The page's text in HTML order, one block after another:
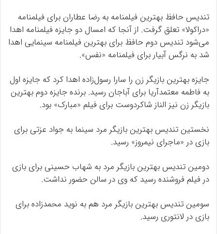
تندیس حافظ بهترین فیلمنامه به رضا عطاران برای فیلمنامه
«دراکولا» تعلق گرفت. از آنجا که امسال دو جایزه فیلمنامه اهدا
می‌شود تندیس دوم حافظ برای بهترین فیلمنامه سینمایی اهدا
شد به نرگس آبیار برای فیلمنامه «نفس».
جایزه بهترین بازیگر زن را سارا رسول‌زاده اهدا کرد که جایزه اول
به فاطمه معتمدآریا برای آباجان رسید. برنده جایزه دوم بهترین
بازیگر زن نیز الناز شاکردوست برای فیلم «مبارک» بود.
نخستین تندیس بهترین بازیگر مرد سینما به جواد عزتی برای
بازی در «ماجرای نیمروز» رسید.
دومین تندیس بهترین بازیگر مرد به شهاب حسینی برای بازی
در فیلم فروشنده رسید که وی در سالن حضور نداشت.
سومین تندیس بهترین بازیگر مرد هم به نوید محمدزاده برای
بازی در لانتوری رسید.